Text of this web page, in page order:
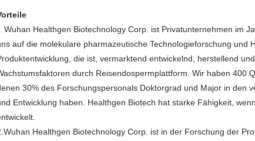
Wuhan Healthgen Biotechnology Corp. ist Privatunternehmen im
auf die molekulare pharmazeutische Technologieforschung und
die ist, vermarktend entwickelnd, herstellend
durch Reisendospermplattform. Wir haben 400
30% des Forschungspersonals Doktorgrad und Major in den
Entwicklung haben. Healthgen Biotech hat starke Fähigkeit,
Healthgen Biotechnology Corp. ist in der Forschung der